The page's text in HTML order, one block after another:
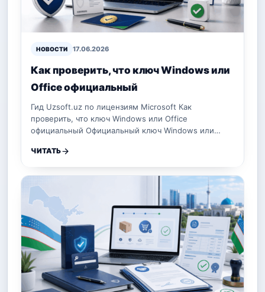
НОВОСТИ 17.06.2026
Как проверить, что ключ Windows или
Office официальный
Гид Uzsoft.uz по лицензиям Microsoft Как
проверить, что ключ Windows или Office
официальный Официальный ключ Windows или…
ЧИТАТЬ